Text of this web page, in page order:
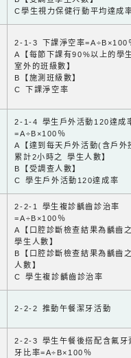
C學生視力保健行動平均達成
2-1-3 下課淨空率=A÷B×100
A【每節下課有90%以上的學
室外的班級數】
B【施測班級數】
C 下課淨空率
2-1-4 學生戶外活動120達成
=A÷B×100％
A【達到每天戶外活動(含戶外
累計2小時之 學生人數】
B【受調查人數】
C 學生戶外活動120達成率
2-2-1 學生複診齲齒診治率
=A÷B×100％
A【口腔診斷檢查結果為齲齒
學生人數】
B【口腔診斷檢查結果為齲齒
人數】
C 學生複診齲齒診治率
2-2-2 推動午餐潔牙活動
2-2-3 學生午餐後搭配含氟牙
牙比率=A÷B×100％